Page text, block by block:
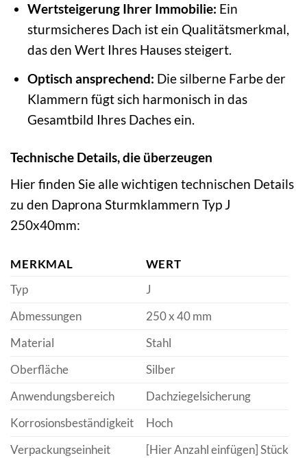
Wertsteigerung Ihrer Immobilie: Ein
sturmsicheres Dach ist ein Qualitätsmerkmal,
das den Wert Ihres Hauses steigert.
Optisch ansprechend: Die silberne Farbe der
Klammern fügt sich harmonisch in das
Gesamtbild Ihres Daches ein.
Technische Details, die überzeugen
Hier finden Sie alle wichtigen technischen Details
zu den Daprona Sturmklammern Typ J
250x40mm:
MERKMAL
WERT
Typ
J
Abmessungen
250 x 40 mm
Material
Stahl
Oberfläche
Silber
Anwendungsbereich
Dachziegelsicherung
Korrosionsbeständigkeit
Hoch
Verpackungseinheit
[Hier Anzahl einfügen] Stück